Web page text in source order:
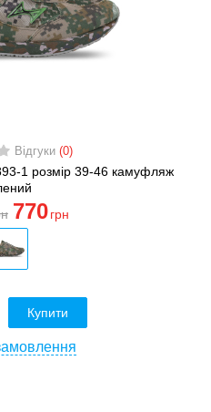
Відгуки (0)
1 розмір 39-46 камуфляж
770 грн
Купити